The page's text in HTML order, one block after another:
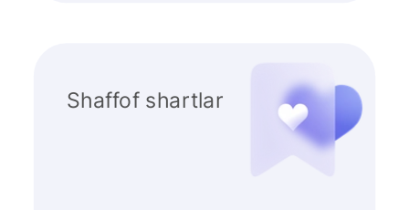
Shaffof shartlar